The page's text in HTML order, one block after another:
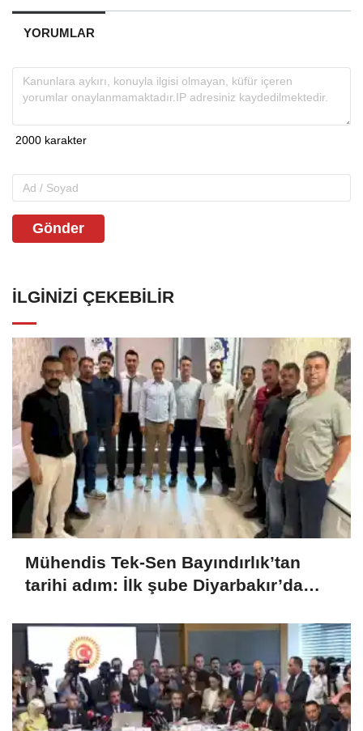
YORUMLAR
Gönder
İLGINIZI ÇEKEBILIR
Mühendis Tek-Sen Bayındırlık’tan
tarihi adım: İlk şube Diyarbakır’da